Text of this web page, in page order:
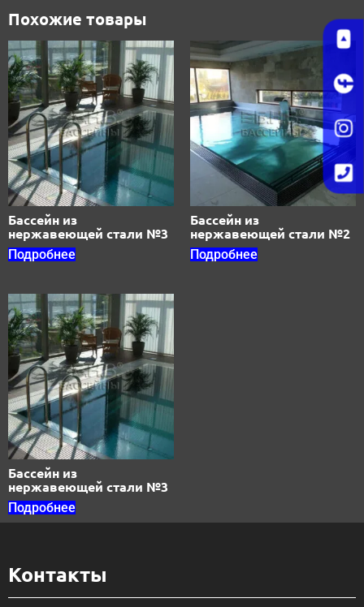
Похожие товары
Бассейн из
нержавеющей стали №3
Подробнее
Бассейн из
нержавеющей стали №2
Подробнее
Бассейн из
нержавеющей стали №3
Подробнее
Контакты